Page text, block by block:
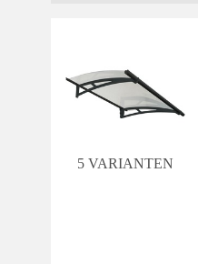
5 VARIANTEN